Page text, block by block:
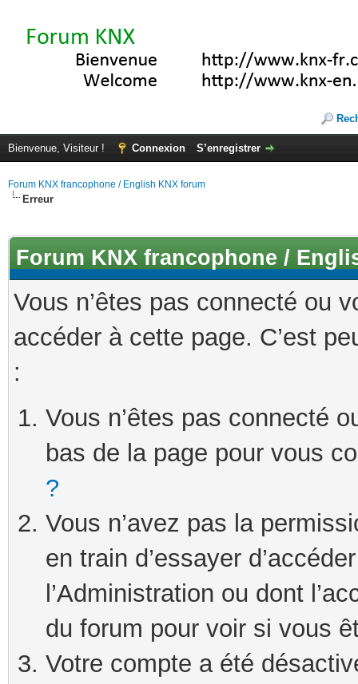
Bienvenue, Visiteur ! Connexion S’enregistrer
Forum KNX francophone / English KNX forum
Erreur
Forum KNX francophone /
Vous n’êtes pas connecté ou
accéder à cette page. C’est
:
Vous n’êtes pas connecté
bas de la page pour vous
?
Vous n’avez pas la
en train d’essayer
l’Administration ou dont
du forum pour voir si vous
Votre compte a été